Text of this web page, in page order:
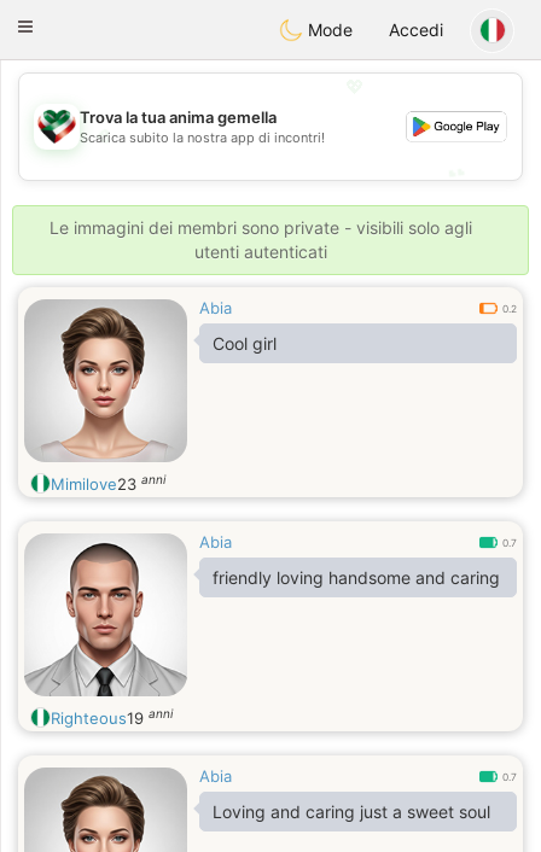
KuwaitChat
Toggle
Mode Accedi
💖
💕
Trova la tua anima gemella
Scarica subito la nostra app di incontri!
Le immagini dei membri sono private - visibili solo agli
utenti autenticati
Abia 0.2
Cool girl
Mimilove23 anni
Abia 0.7
friendly loving handsome and caring
Righteous19 anni
Abia 0.7
Loving and caring just a sweet soul